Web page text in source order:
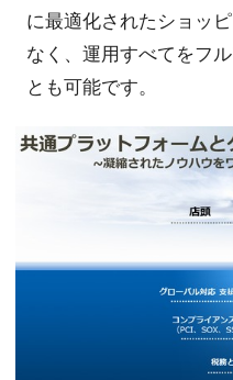
に最適化されたショッ
なく、運用すべてをフ
とも可能です。